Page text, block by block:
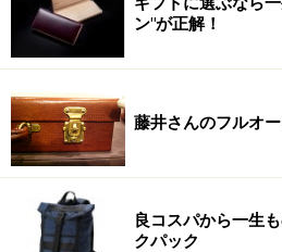
ン"が正解！
藤井さんのフルオ
良コスパから一生
クパック